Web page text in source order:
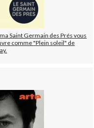
Saint Germain des Prés vous
comme "Plein soleil" de